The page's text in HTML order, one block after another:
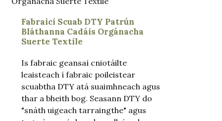
Fabraicí Scuab DTY Patrún
Bláthanna Cadáis Orgánacha
Suerte Textile
Is fabraic geansaí cniotáilte
leaisteach í fabraic poileistear
scuabtha DTY atá suaimhneach agus
thar a bheith bog. Seasann DTY do
"snáth uigeach tarraingthe" agus